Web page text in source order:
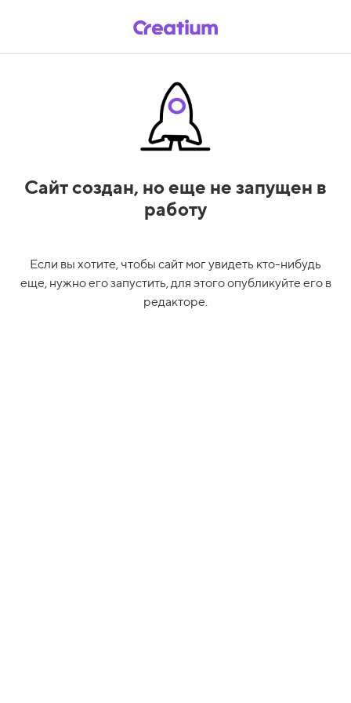
Сайт создан, но еще не запущен в
работу
Если вы хотите, чтобы сайт мог увидеть кто-нибудь
еще, нужно его запустить, для этого опубликуйте его в
редакторе.